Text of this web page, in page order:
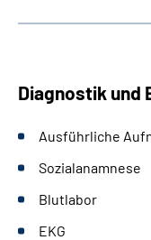
Diagnostik und
Ausführliche
Sozialanamnese
Blutlabor
EKG